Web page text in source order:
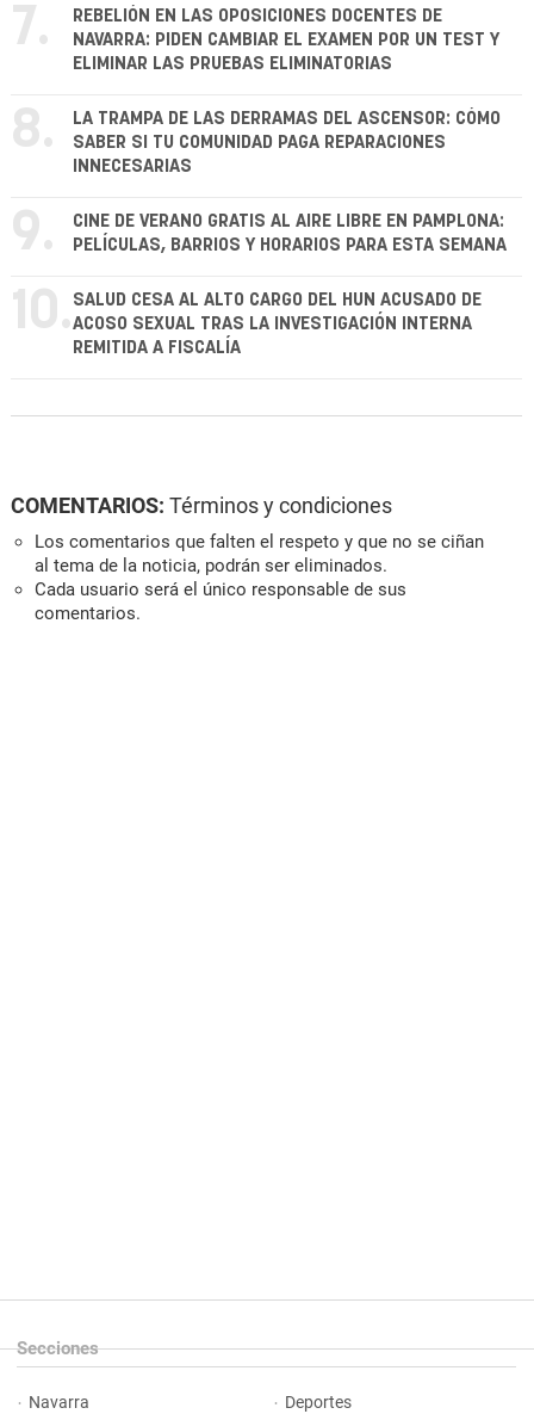
7.
REBELIÓN EN LAS OPOSICIONES DOCENTES DE
NAVARRA: PIDEN CAMBIAR EL EXAMEN POR UN TEST Y
ELIMINAR LAS PRUEBAS ELIMINATORIAS
8.
LA TRAMPA DE LAS DERRAMAS DEL ASCENSOR: CÓMO
SABER SI TU COMUNIDAD PAGA REPARACIONES
INNECESARIAS
9.
CINE DE VERANO GRATIS AL AIRE LIBRE EN PAMPLONA:
PELÍCULAS, BARRIOS Y HORARIOS PARA ESTA SEMANA
10. SALUD CESA AL ALTO CARGO DEL HUN ACUSADO DE
ACOSO SEXUAL TRAS LA INVESTIGACIÓN INTERNA
REMITIDA A FISCALÍA
COMENTARIOS: Términos y condiciones
Los comentarios que falten el respeto y que no se ciñan
al tema de la noticia, podrán ser eliminados.
Cada usuario será el único responsable de sus
comentarios.
Secciones
Navarra Deportes